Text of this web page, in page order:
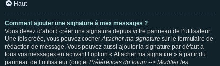
Haut
Comment ajouter une signature à mes messages ?
Vous devez d’abord créer une signature depuis votre panneau de l’utilisateur.
Une fois créée, vous pouvez cocherAttacher ma signature sur le formulaire de
rédaction de message. Vous pouvez aussi ajouter la signature par défaut à
tous vos messages en activant l’option « Attacher ma signature » à partir du
panneau de l’utilisateur (ongletPréférences du forum --> Modifier les